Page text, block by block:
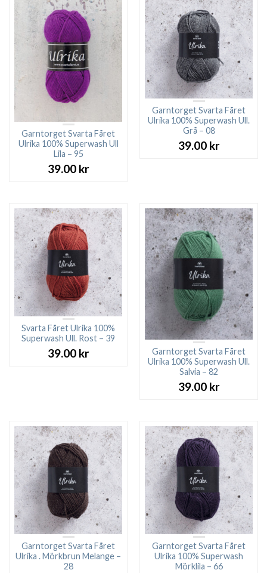
Garntorget Svarta Fåret
Ulrika 100% Superwash Ull
Lila – 95
39.00 kr
Garntorget Svarta Fåret
Ulrika 100% Superwash Ull.
Grå – 08
39.00 kr
Svarta Fåret Ulrika 100%
Superwash Ull. Rost – 39
39.00 kr
Garntorget Svarta Fåret
Ulrika 100% Superwash Ull.
Salvia – 82
39.00 kr
Garntorget Svarta Fåret
Ulrika . Mörkbrun Melange –
28
Garntorget Svarta Fåret
Ulrika 100% Superwash
Mörklila – 66